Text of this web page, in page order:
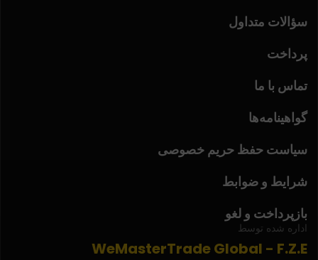
اداره شده توسط
WeMasterTrade Global - F.Z.E
سؤالات متداول
پرداخت
تماس با ما
گواهینامه‌ها
سیاست حفظ حریم خصوصی
شرایط و ضوابط
بازپرداخت و لغو